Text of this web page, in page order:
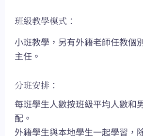
班級教學模式：
小班教學，另有外籍老師任教個
主任。
分班安排：
每班學生人數按班級平均人數和
配。
外籍學生與本地學生一起學習，